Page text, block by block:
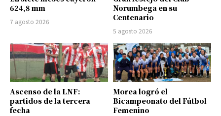
624,8 mm
7 agosto 2026
Norumbega en su
Centenario
5 agosto 2026
Ascenso de la LNF:
partidos de la tercera
fecha
Morea logró el
Bicampeonato del Fútbol
Femenino